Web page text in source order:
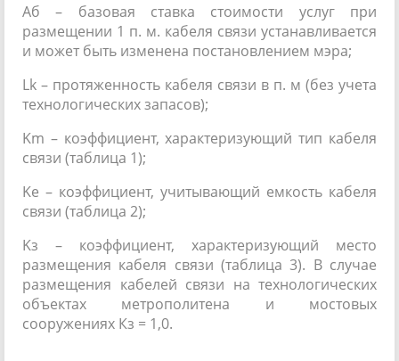
Аб – базовая ставка стоимости услуг при
размещении 1 п. м. кабеля связи устанавливается
и может быть изменена постановлением мэра;
Lk – протяженность кабеля связи в п. м (без учета
технологических запасов);
Km – коэффициент, характеризующий тип кабеля
связи (таблица 1);
Ke – коэффициент, учитывающий емкость кабеля
связи (таблица 2);
Kз – коэффициент, характеризующий место
размещения кабеля связи (таблица 3). В случае
размещения кабелей связи на технологических
объектах метрополитена и мостовых
сооружениях Кз = 1,0.